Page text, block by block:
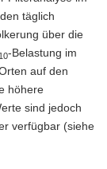
täglich
über die
10-Belastung im
auf den
höhere
sind jedoch
verfügbar (siehe